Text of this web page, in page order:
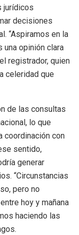
jurídicos
decisiones
“Aspiramos en la
una opinión clara
registrador, quien
celeridad que
de las consultas
lo que
coordinación con
sentido,
generar
“Circunstancias
pero no
hoy y mañana
haciendo las